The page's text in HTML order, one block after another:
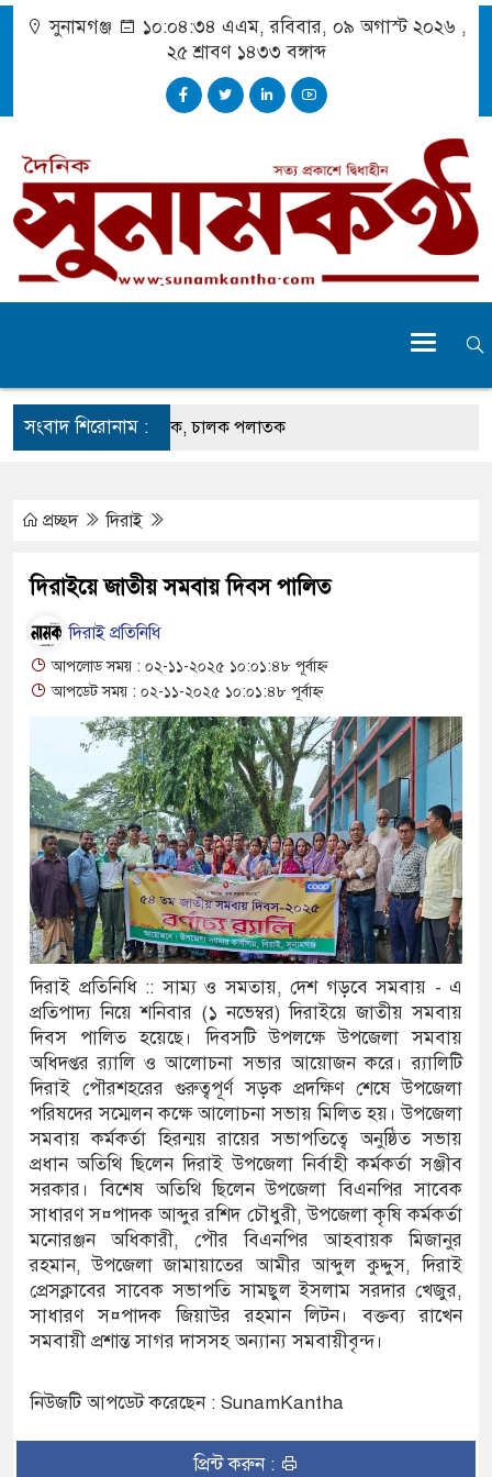
সুনামগঞ্জ ১০:০৪:৩৫ এএম, রবিবার, ০৯ অগাস্ট ২০২৬ ,
২৫ শ্রাবণ ১৪৩৩ বঙ্গাব্দ
সংবাদ শিরোনাম :
ঝুলছে ডাম্প ট্রাক, চালক পলাতক
দুর্ঘটনায় নিহত ১৫ হাজার ৭১২
ভারতে পাচার, গুয়াহাটি ক্যাম্পে মানবেতর
চলে জীবন-সংসার
কর্ম ও দর্শন নিয়ে সাহিত্য আড্ডা
অভ্যন্তরীণ বিরোধ তুঙ্গে
চেহারা কি দেখা গেছে : স্বরাষ্ট্রমন্ত্রী
বক্তব্য ভারত সমর্থন করে না : জয়সওয়াল
ভবনে পাঠদান
সহযোগিতায় দিরাই-শাল্লার উন্নয়ন করতে চাই : এমপি
ঘণ্টা লোডশেডিং, ক্ষুব্ধ গ্রাহক
দুর্ঘটনায় আহতদের চিকিৎসা নিশ্চিতের নির্দেশ
দিবস পালিত
যেন ময়লার ভাগাড়
অব্যাহত : অস্তিত্ব সংকটে বাউসা-কেশবপুর গ্রাম
নিয়ে চলাচল
অভাবে অনিশ্চয়তায় হাওরের শত শত শিক্ষার্থীর
মাধ্যমিকেই
সম্মেলন রফিকুল ইসলামের প্রতিপক্ষের সব অভিযোগ
প্রচ্ছদ দিরাই
দিরাইয়ে জাতীয় সমবায় দিবস পালিত
দিরাই প্রতিনিধি
আপলোড সময় : ০২-১১-২০২৫ ১০:০১:৪৮ পূর্বাহ্ন
আপডেট সময় : ০২-১১-২০২৫ ১০:০১:৪৮ পূর্বাহ্ন
দিরাই প্রতিনিধি :: সাম্য ও সমতায়, দেশ গড়বে সমবায় - এ
প্রতিপাদ্য নিয়ে শনিবার (১ নভেম্বর) দিরাইয়ে জাতীয় সমবায়
দিবস পালিত হয়েছে। দিবসটি উপলক্ষে উপজেলা সমবায়
অধিদপ্তর র‌্যালি ও আলোচনা সভার আয়োজন করে। র‌্যালিটি
দিরাই পৌরশহরের গুরুত্বপূর্ণ সড়ক প্রদক্ষিণ শেষে উপজেলা
পরিষদের সম্মেলন কক্ষে আলোচনা সভায় মিলিত হয়। উপজেলা
সমবায় কর্মকর্তা হিরন্ময় রায়ের সভাপতিত্বে অনুষ্ঠিত সভায়
প্রধান অতিথি ছিলেন দিরাই উপজেলা নির্বাহী কর্মকর্তা সঞ্জীব
সরকার। বিশেষ অতিথি ছিলেন উপজেলা বিএনপির সাবেক
সাধারণ স¤পাদক আব্দুর রশিদ চৌধুরী, উপজেলা কৃষি কর্মকর্তা
মনোরঞ্জন অধিকারী, পৌর বিএনপির আহবায়ক মিজানুর
রহমান, উপজেলা জামায়াতের আমীর আব্দুল কুদ্দুস, দিরাই
প্রেসক্লাবের সাবেক সভাপতি সামছুল ইসলাম সরদার খেজুর,
সাধারণ স¤পাদক জিয়াউর রহমান লিটন। বক্তব্য রাখেন
সমবায়ী প্রশান্ত সাগর দাসসহ অন্যান্য সমবায়ীবৃন্দ।
নিউজটি আপডেট করেছেন : SunamKantha
প্রিন্ট করুন :